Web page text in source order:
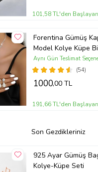
101,58 TL'den
Forentina Gümüş
Model Kolye Küpe
PS3702
(54)
Aynı Gün Teslimat
1000,00 TL
191,66 TL'den
Son Gezdikleriniz
925 Ayar Gümüş
Kolye-Küpe Seti